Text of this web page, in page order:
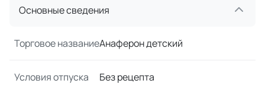
Основные сведения
Торговое названиеАнаферон детский
Условия отпуска Без рецепта